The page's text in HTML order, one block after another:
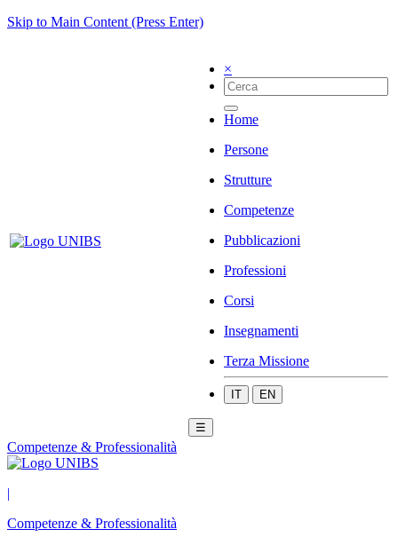
Skip to Main Content (Press Enter)
×
Home
Persone
Strutture
Competenze
Pubblicazioni
Professioni
Corsi
Insegnamenti
Terza Missione
IT EN
☰
Competenze & Professionalità
|
Competenze & Professionalità